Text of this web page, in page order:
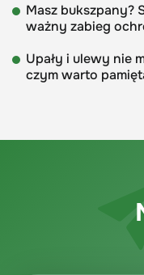
Masz bukszpany?
ważny zabieg
Upały i ulewy nie
czym warto